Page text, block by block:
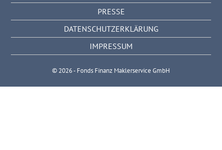
PRESSE
DATENSCHUTZERKLÄRUNG
IMPRESSUM
© 2026 - Fonds Finanz Maklerservice GmbH